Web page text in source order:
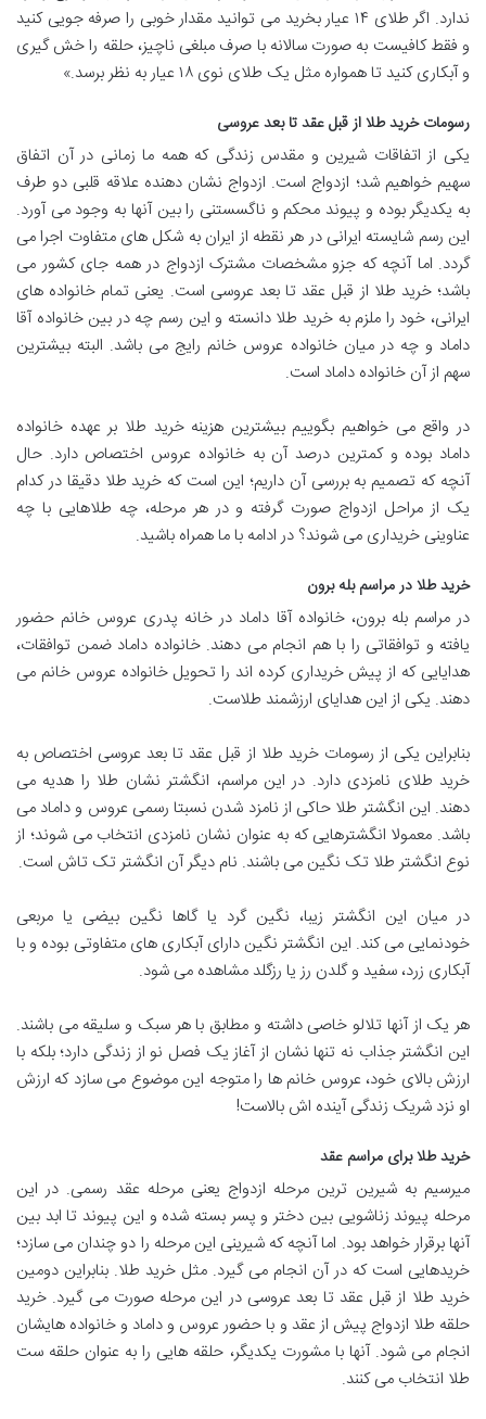
ندارد. اگر طلای ۱۴ عیار بخرید می توانید مقدار خوبی را صرفه جویی کنید
و فقط کافیست به صورت سالانه با صرف مبلغی ناچیز، حلقه را خش گیری
و آبکاری کنید تا همواره مثل یک طلای نوی ۱۸ عیار به نظر برسد.»
رسومات خرید طلا از قبل عقد تا بعد عروسی
یکی از اتفاقات شیرین و مقدس زندگی که همه ما زمانی در آن اتفاق
سهیم خواهیم شد؛ ازدواج است. ازدواج نشان دهنده علاقه قلبی دو طرف
به یکدیگر بوده و پیوند محکم و ناگسستنی را بین آنها به وجود می آورد.
این رسم شایسته ایرانی در هر نقطه از ایران به شکل های متفاوت اجرا می
گردد. اما آنچه که جزو مشخصات مشترک ازدواج در همه جای کشور می
باشد؛ خرید طلا از قبل عقد تا بعد عروسی است. یعنی تمام خانواده های
ایرانی، خود را ملزم به خرید طلا دانسته و این رسم چه در بین خانواده آقا
داماد و چه در میان خانواده عروس خانم رایج می باشد. البته بیشترین
سهم از آن خانواده داماد است.
در واقع می خواهیم بگوییم بیشترین هزینه خرید طلا بر عهده خانواده
داماد بوده و کمترین درصد آن به خانواده عروس اختصاص دارد. حال
آنچه که تصمیم به بررسی آن داریم؛ این است که خرید طلا دقیقا در کدام
یک از مراحل ازدواج صورت گرفته و در هر مرحله، چه طلاهایی با چه
عناوینی خریداری می شوند؟ در ادامه با ما همراه باشید.
خرید طلا در مراسم بله برون
در مراسم بله برون، خانواده آقا داماد در خانه پدری عروس خانم حضور
یافته و توافقاتی را با هم انجام می دهند. خانواده داماد ضمن توافقات،
هدایایی که از پیش خریداری کرده اند را تحویل خانواده عروس خانم می
دهند. یکی از این هدایای ارزشمند طلاست.
بنابراین یکی از رسومات خرید طلا از قبل عقد تا بعد عروسی اختصاص به
خرید طلای نامزدی دارد. در این مراسم، انگشتر نشان طلا را هدیه می
دهند. این انگشتر طلا حاکی از نامزد شدن نسبتا رسمی عروس و داماد می
باشد. معمولا انگشترهایی که به عنوان نشان نامزدی انتخاب می شوند؛ از
نوع انگشتر طلا تک نگین می باشند. نام دیگر آن انگشتر تک تاش است.
در میان این انگشتر زیبا، نگین گرد یا گاها نگین بیضی یا مربعی
خودنمایی می کند. این انگشتر نگین دارای آبکاری های متفاوتی بوده و با
آبکاری زرد، سفید و گلدن رز یا رزگلد مشاهده می شود.
هر یک از آنها تلالو خاصی داشته و مطابق با هر سبک و سلیقه می باشند.
این انگشتر جذاب نه تنها نشان از آغاز یک فصل نو از زندگی دارد؛ بلکه با
ارزش بالای خود، عروس خانم ها را متوجه این موضوع می سازد که ارزش
او نزد شریک زندگی آینده اش بالاست!
خرید طلا برای مراسم عقد
میرسیم به شیرین ترین مرحله ازدواج یعنی مرحله عقد رسمی. در این
مرحله پیوند زناشویی بین دختر و پسر بسته شده و این پیوند تا ابد بین
آنها برقرار خواهد بود. اما آنچه که شیرینی این مرحله را دو چندان می سازد؛
خریدهایی است که در آن انجام می گیرد. مثل خرید طلا. بنابراین دومین
خرید طلا از قبل عقد تا بعد عروسی در این مرحله صورت می گیرد. خرید
حلقه طلا ازدواج پیش از عقد و با حضور عروس و داماد و خانواده هایشان
انجام می شود. آنها با مشورت یکدیگر، حلقه هایی را به عنوان حلقه ست
طلا انتخاب می کنند.